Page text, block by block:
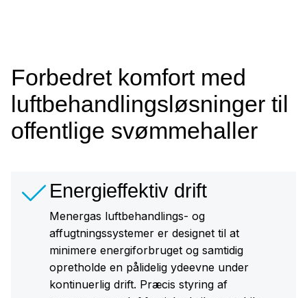
Forbedret komfort med
luftbehandlingsløsninger til
offentlige svømmehaller
Energieffektiv drift
Menergas luftbehandlings- og
affugtningssystemer er designet til at
minimere energiforbruget og samtidig
opretholde en pålidelig ydeevne under
kontinuerlig drift. Præcis styring af